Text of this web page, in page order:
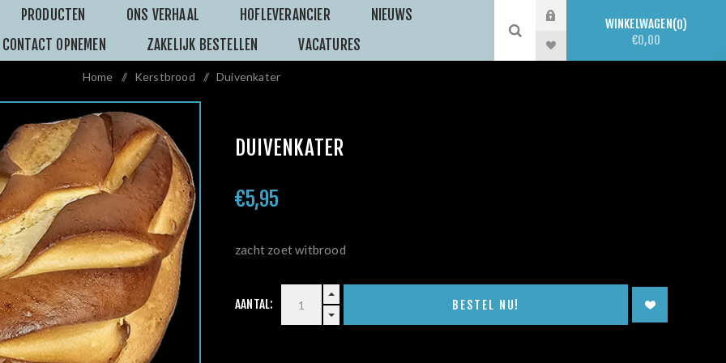
PRODUCTEN ONS VERHAAL HOFLEVERANCIER
NIEUWS
CONTACT OPNEMEN
ZAKELIJK BESTELLEN VACATURES
WINKELWAGEN 0
€0,00
Home / Kerstbrood / Duivenkater
DUIVENKATER
€5,95
zacht zoet witbrood
AANTAL: